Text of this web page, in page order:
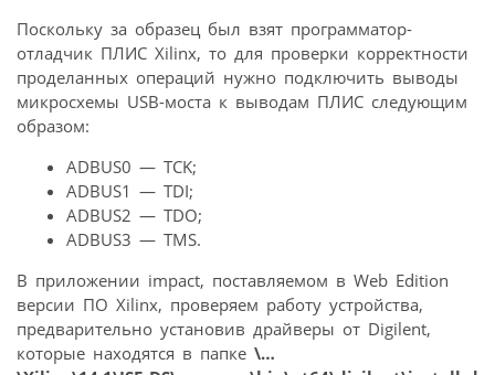
Поскольку за образец был взят программатор-
отладчик ПЛИС Xilinx, то для проверки корректности
проделанных операций нужно подключить выводы
микросхемы USB-моста к выводам ПЛИС следующим
образом:
ADBUS0 — TCK;
ADBUS1 — TDI;
ADBUS2 — TDO;
ADBUS3 — TMS.
В приложении impact, поставляемом в Web Edition
версии ПО Xilinx, проверяем работу устройства,
предварительно установив драйверы от Digilent,
которые находятся в папке \…